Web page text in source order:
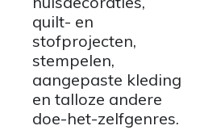
quilt- en
stofprojecten,
stempelen,
aangepaste kleding
en talloze andere
doe-het-zelfgenres.